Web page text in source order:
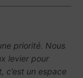
priorité. Nous
levier pour
c’est un espace